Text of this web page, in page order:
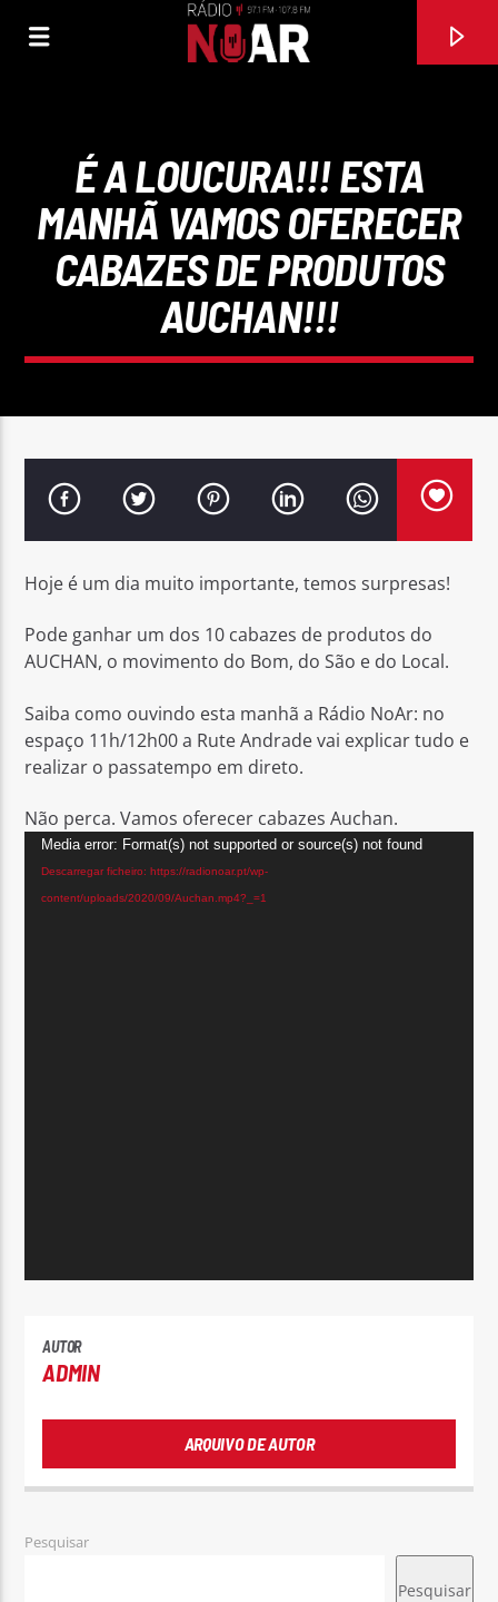
FAIXA ATUAL
A FESTA
CANELA E MEL
Rádio No ar
É A LOUCURA!!! ESTA
MANHÃ VAMOS OFERECER
CABAZES DE PRODUTOS
AUCHAN!!!
Hoje é um dia muito importante, temos surpresas!
Pode ganhar um dos 10 cabazes de produtos do
AUCHAN, o movimento do Bom, do São e do Local.
Saiba como ouvindo esta manhã a Rádio NoAr: no
espaço 11h/12h00 a Rute Andrade vai explicar tudo e
realizar o passatempo em direto.
Não perca. Vamos oferecer cabazes Auchan.
Reprodutor
de
vídeo
Media error: Format(s) not supported or source(s) not found
Descarregar ficheiro: https://radionoar.pt/wp-
content/uploads/2020/09/Auchan.mp4?_=1
AUTOR
ADMIN
ARQUIVO DE AUTOR
Pesquisar
Pesquisar